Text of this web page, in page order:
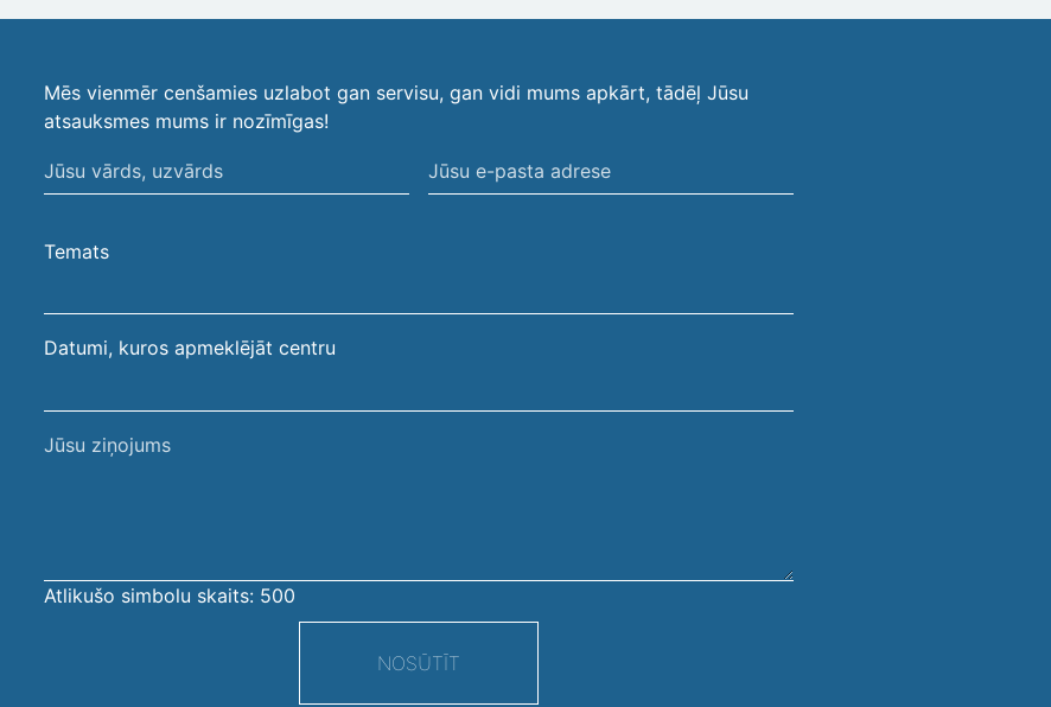
Mēs vienmēr cenšamies uzlabot gan servisu, gan vidi mums apkārt, tādēļ Jūsu
atsauksmes mums ir nozīmīgas!
Jūsu
vārds,
Jūsu
e-
Temats
Datumi, kuros apmeklējāt centru
Jūsu
Atlikušo simbolu skaits: 500
NOSŪTĪT